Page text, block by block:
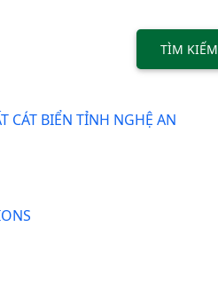
TÌM KIẾM
CÁT BIỂN TỈNH NGHỆ AN